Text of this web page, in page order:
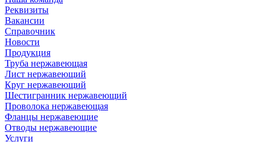
Реквизиты
Вакансии
Справочник
Новости
Продукция
Труба нержавеющая
Лист нержавеющий
Круг нержавеющий
Шестигранник нержавеющий
Проволока нержавеющая
Фланцы нержавеющие
Отводы нержавеющие
Услуги